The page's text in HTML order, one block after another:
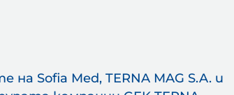
Sofia Med, TERNA MAG S.A. и